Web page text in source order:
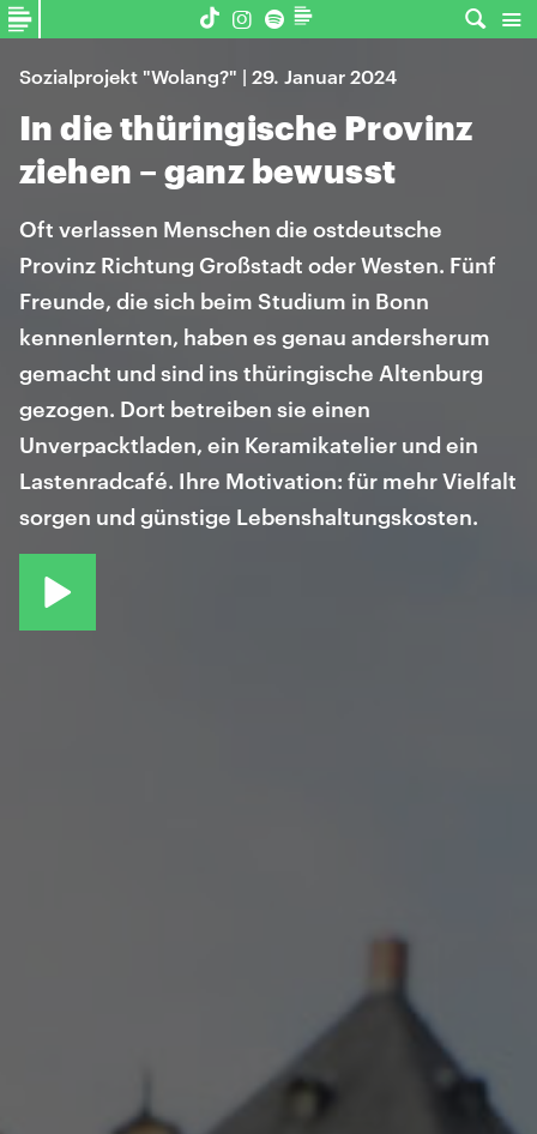
Sozialprojekt "Wolang?" | 29. Januar 2024
In die thüringische Provinz
ziehen – ganz bewusst
Oft verlassen Menschen die ostdeutsche
Provinz Richtung Großstadt oder Westen. Fünf
Freunde, die sich beim Studium in Bonn
kennenlernten, haben es genau andersherum
gemacht und sind ins thüringische Altenburg
gezogen. Dort betreiben sie einen
Unverpacktladen, ein Keramikatelier und ein
Lastenradcafé. Ihre Motivation: für mehr Vielfalt
sorgen und günstige Lebenshaltungskosten.